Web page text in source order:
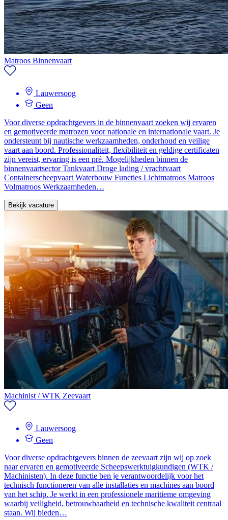
Matroos Binnenvaart
Lauwersoog
Geen
Voor diverse opdrachtgevers in de binnenvaart zoeken wij ervaren
en gemotiveerde matrozen voor nationale en internationale vaart. Je
ondersteunt bij nautische werkzaamheden, onderhoud en veilige
vaart aan boord. Professionaliteit, flexibiliteit en geldige certificaten
zijn vereist, ervaring is een pré. Mogelijkheden binnen de
binnenvaartsector Tankvaart Droge lading / vrachtvaart
Containerscheepvaart Waterbouw Functies Lichtmatroos Matroos
Volmatroos Werkzaamheden…
Bekijk vacature
Machinist / WTK Zeevaart
Lauwersoog
Geen
Voor diverse opdrachtgevers binnen de zeevaart zijn wij op zoek
naar ervaren en gemotiveerde Scheepswerktuigkundigen (WTK /
Machinisten). In deze functie ben je verantwoordelijk voor het
technisch functioneren van alle installaties en machines aan boord
van het schip. Je werkt in een professionele maritieme omgeving
waarbij veiligheid, betrouwbaarheid en technische kwaliteit centraal
staan. Wij bieden…